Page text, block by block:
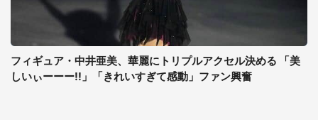
フィギュア・中井亜美、華麗にトリプルアクセル決める 「美
しいぃーーー!!」「きれいすぎて感動」ファン興奮